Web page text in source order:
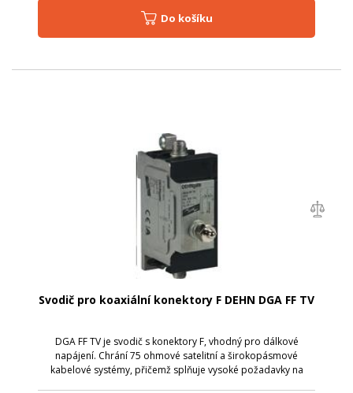
Do košíku
Svodič pro koaxiální konektory F DEHN DGA FF TV
DGA FF TV je svodič s konektory F, vhodný pro dálkové
napájení. Chrání 75 ohmové satelitní a širokopásmové
kabelové systémy, přičemž splňuje vysoké požadavky na